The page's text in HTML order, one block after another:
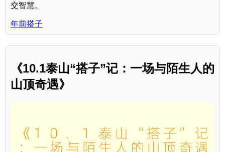
交智慧。
年前搭子
《10.1泰山“搭子”记：一场与陌生人的
山顶奇遇》